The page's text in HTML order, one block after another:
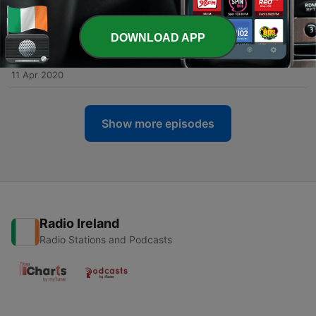
#112 Läkarpodden Special -Lyssnarfrågor!
26 Apr 2020
113 - #111. Läkarpodden Special -Prioriteringar - vem
ska få vård?
11 Apr 2020
Show more episodes
Radio Ireland
Radio Stations and Podcasts
DOWNLOAD APP